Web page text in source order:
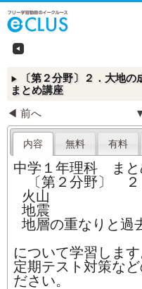
中学生向けフ
▶
〔第２分野〕２．大地
まとめ講座
◀ 前へ
内容 無料 有料
中学１年理科 まと
〔第２分野〕 ２
火山
地震
地層の重なりと過
について学習します
定期テスト対策な
ださい。